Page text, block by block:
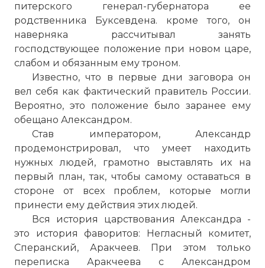
питерского генерал-губернатора ее
родственника Буксевдена. кроме того, он
наверняка рассчитывал занять
господствующее положение при новом царе,
слабом и обязанным ему троном.
Известно, что в первые дни заговора он
вел себя как фактический правитель России.
Вероятно, это положение было заранее ему
обещано Александром.
Став императором, Александр
продемонстрировал, что умеет находить
нужных людей, грамотно выставлять их на
первый план, так, чтобы самому оставаться в
стороне от всех проблем, которые могли
принести ему действия этих людей.
Вся история царствования Александра -
это история фаворитов: Негласный комитет,
Сперанский, Аракчеев. При этом только
переписка Аракчеева с Александром